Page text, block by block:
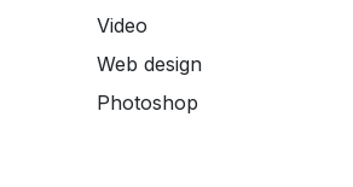
Video
Web design
Photoshop